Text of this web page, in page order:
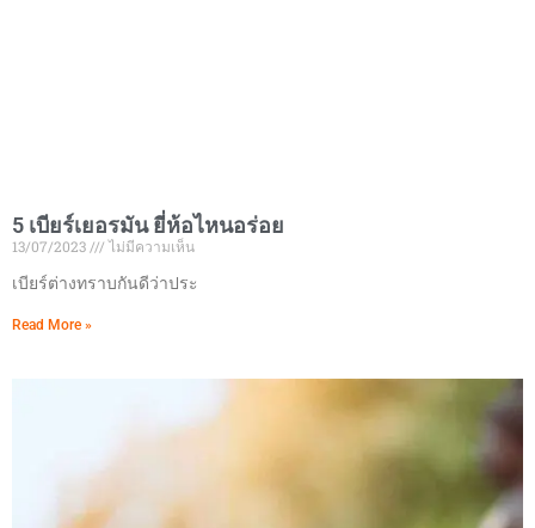
5 เบียร์เยอรมัน ยี่ห้อไหนอร่อย
13/07/2023
ไม่มีความเห็น
เบียร์ต่างทราบกันดีว่าประ
Read More »